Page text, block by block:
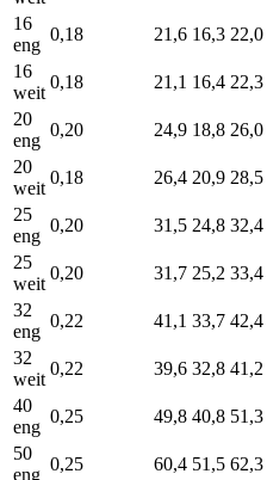
16
eng
0,18 21,6 16,3 22,0
16
weit
0,18 21,1 16,4 22,3
20
eng
0,20 24,9 18,8 26,0
20
weit
0,18 26,4 20,9 28,5
25
eng
0,20 31,5 24,8 32,4
25
weit
0,20 31,7 25,2 33,4
32
eng
0,22 41,1 33,7 42,4
32
weit
0,22 39,6 32,8 41,2
40
eng
0,25 49,8 40,8 51,3
50
eng
0,25 60,4 51,5 62,3